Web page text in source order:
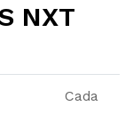
NXT
Cada